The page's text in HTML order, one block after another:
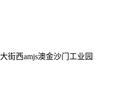
街西amjs澳金沙门工业园